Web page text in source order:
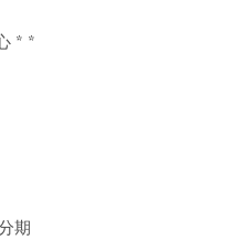
* *
期